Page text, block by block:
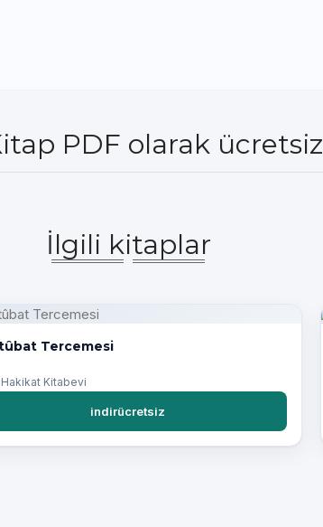
PDF olarak ücretsiz
İlgili kitaplar
Tercemesi
Kitabevi
indirücretsiz